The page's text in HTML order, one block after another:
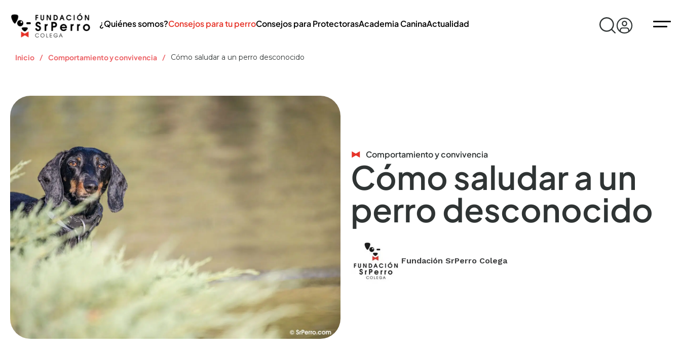
¿Quiénes somos?Consejos para tu perroConsejos para ProtectorasAcademia CaninaActualidad
Inicio / Comportamiento y convivencia / Cómo saludar a un perro desconocido
Comportamiento y convivencia
Cómo saludar a un
perro desconocido
Fundación SrPerro Colega